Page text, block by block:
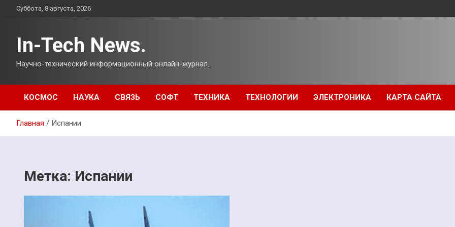
ПерейтиСуббота, 8 августа, 2026
In-Tech News.
Научно-технический информационный онлайн-журнал.
КОСМОС НАУКА СВЯЗЬ СОФТ ТЕХНИКА ТЕХНОЛОГИИ ЭЛЕКТРОНИКА КАРТА САЙТА
Главная Испании
Метка: Испании